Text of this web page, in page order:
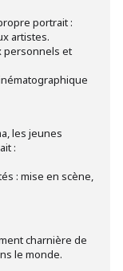
portrait :
artistes.
personnels et
les jeunes
:
: mise en scène,
charnière de
le monde.